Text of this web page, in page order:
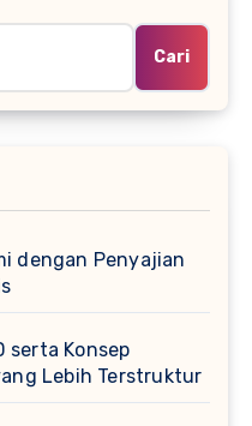
Cari
dengan Penyajian
serta Konsep
Lebih Terstruktur